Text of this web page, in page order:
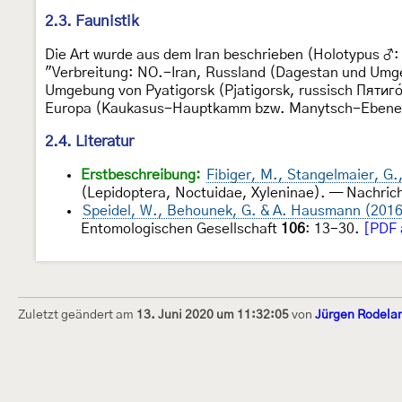
2.3. Faunistik
Die Art wurde aus dem Iran beschrieben (Holotypus
"Verbreitung: NO.-Iran, Russland (Dagestan und
Umgebung von Pyatigorsk (Pjatigorsk, russisch
Europa (Kaukasus-Hauptkamm bzw. Manytsch-
2.4. Literatur
Erstbeschreibung: Fibiger, M., Stangelmaier,
(Lepidoptera, Noctuidae, Xyleninae). —
Speidel, W., Behounek, G. & A. Hausmann
Entomologischen Gesellschaft 106: 13-30.
Zuletzt geändert am 13. Juni 2020 um 11:32:05 von Jürgen